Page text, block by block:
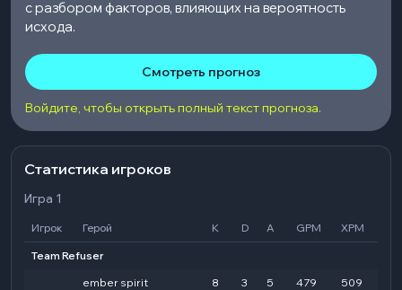
с разбором факторов, влияющих на вероятность
исхода.
Смотреть прогноз
Войдите, чтобы открыть полный текст прогноза.
Статистика игроков
Игра 1
Игрок Герой K D A GPM XPM
Team Refuser
ember spirit
8 3 5 479 509